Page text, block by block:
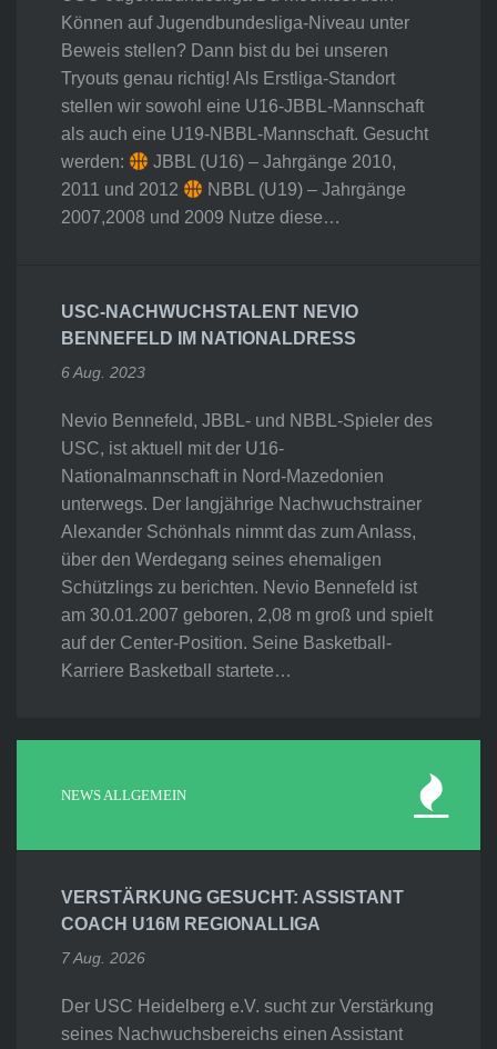
Können auf Jugendbundesliga-Niveau unter
Beweis stellen? Dann bist du bei unseren
Tryouts genau richtig! Als Erstliga-Standort
stellen wir sowohl eine U16-JBBL-Mannschaft
als auch eine U19-NBBL-Mannschaft. Gesucht
werden:
JBBL (U16) – Jahrgänge 2010,
2011 und 2012
NBBL (U19) – Jahrgänge
2007,2008 und 2009 Nutze diese…
USC-NACHWUCHSTALENT NEVIO
BENNEFELD IM NATIONALDRESS
6 Aug. 2023
Nevio Bennefeld, JBBL- und NBBL-Spieler des
USC, ist aktuell mit der U16-
Nationalmannschaft in Nord-Mazedonien
unterwegs. Der langjährige Nachwuchstrainer
Alexander Schönhals nimmt das zum Anlass,
über den Werdegang seines ehemaligen
Schützlings zu berichten. Nevio Bennefeld ist
am 30.01.2007 geboren, 2,08 m groß und spielt
auf der Center-Position. Seine Basketball-
Karriere Basketball startete…
NEWS ALLGEMEIN
VERSTÄRKUNG GESUCHT: ASSISTANT
COACH U16M REGIONALLIGA
7 Aug. 2026
Der USC Heidelberg e.V. sucht zur Verstärkung
seines Nachwuchsbereichs einen Assistant